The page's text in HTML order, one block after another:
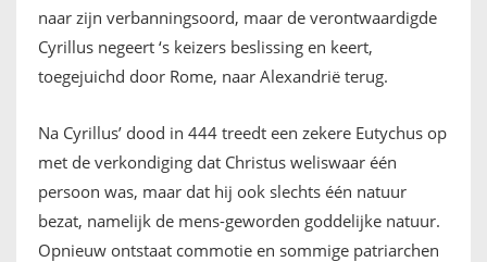
naar zijn verbanningsoord, maar de verontwaardigde
Cyrillus negeert ‘s keizers beslissing en keert,
toegejuichd door Rome, naar Alexandrië terug.
Na Cyrillus’ dood in 444 treedt een zekere Eutychus op
met de verkondiging dat Christus weliswaar één
persoon was, maar dat hij ook slechts één natuur
bezat, namelijk de mens-geworden goddelijke natuur.
Opnieuw ontstaat commotie en sommige patriarchen